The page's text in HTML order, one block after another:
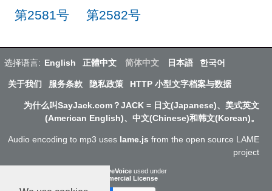
第2581号
第2582号
选择语言: English 正體中文 简体中文 日本語 한국어
关于我们 服务条款 隐私政策 HTTP 小型文字档案与数据
为什么叫SayJack.com？JACK = 日文(Japanese)、美式英文
(American English)、中文(Chinese)和韩文(Korean)。
Audio encoding to mp3 uses lame.js from the open source LAME
project
ResponsiveVoice used under
Non-Commercial License